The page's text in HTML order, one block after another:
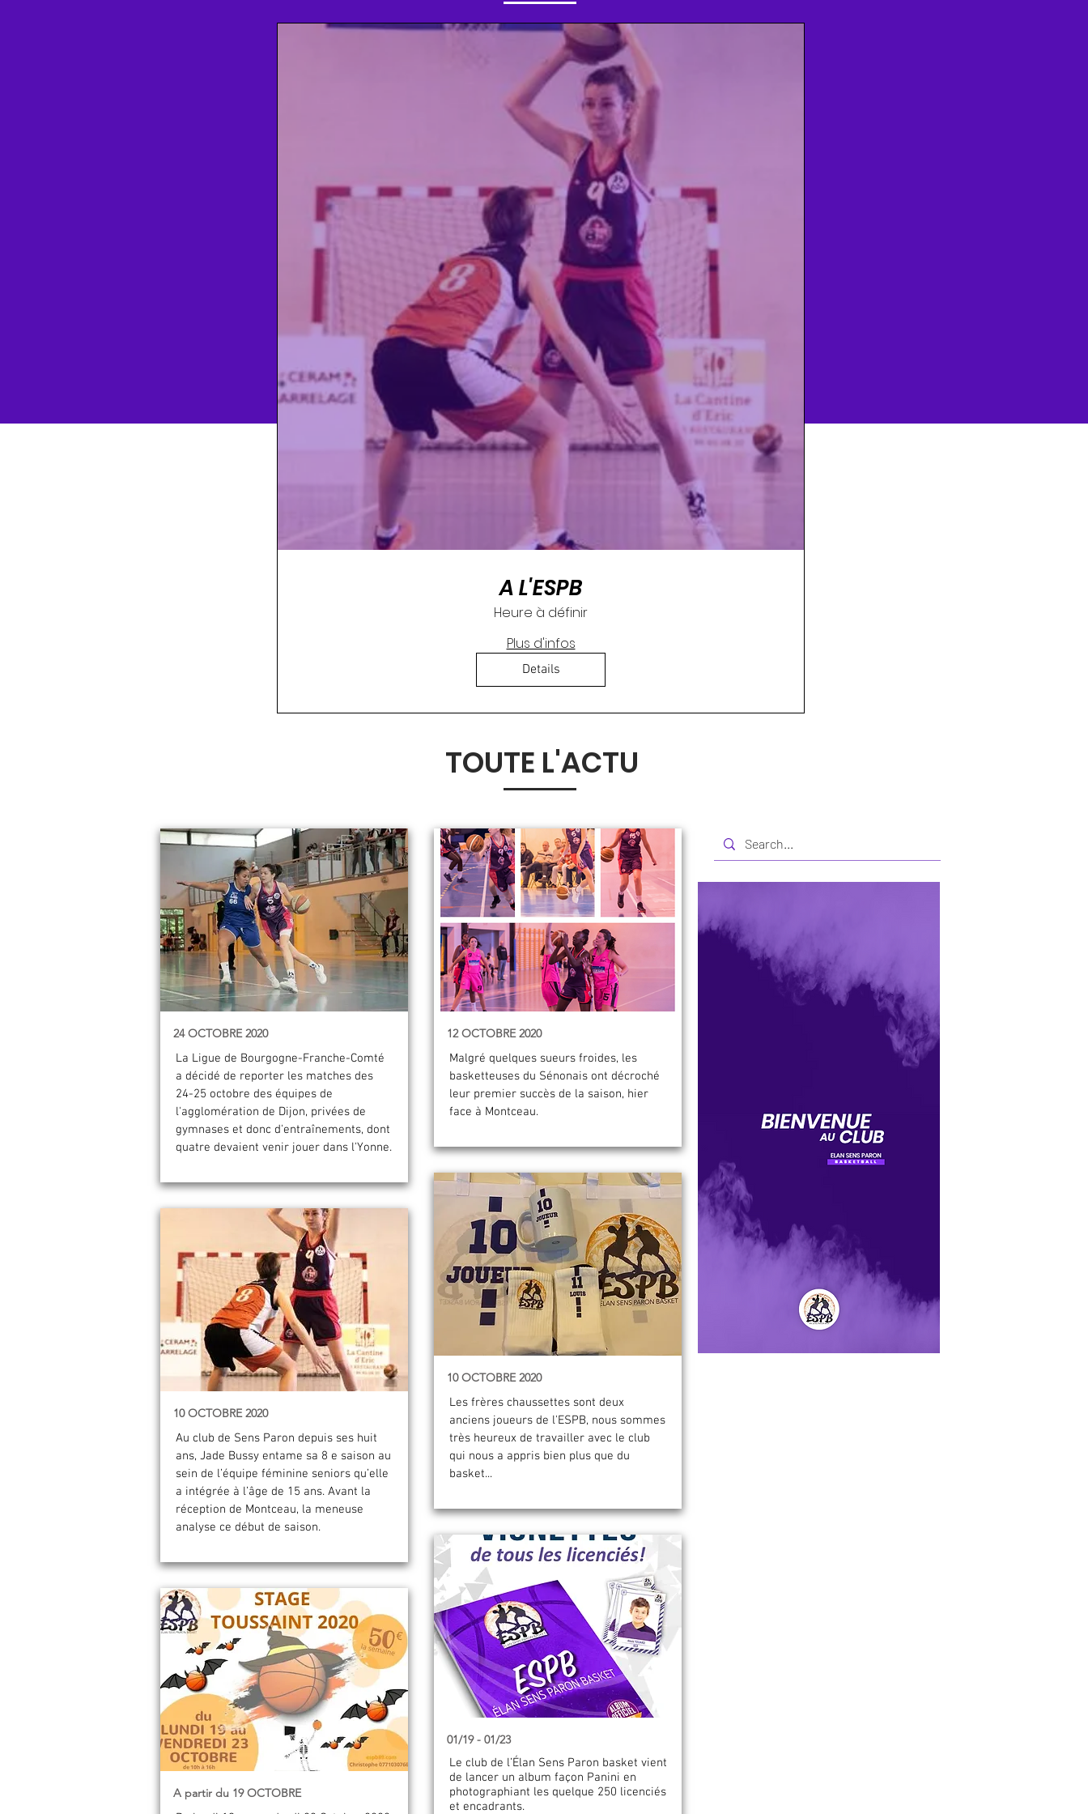
A L'ESPB
Heure à définir
Plus d'infos
Details
TOUTE L'ACTU
24 OCTOBRE 2020
La Ligue de Bourgogne-Franche-Comté
a décidé de reporter les matches des
24-25 octobre des équipes de
l'agglomération de Dijon, privées de
gymnases et donc d'entraînements, dont
quatre devaient venir jouer dans l'Yonne.
10 OCTOBRE 2020
Au club de Sens Paron depuis ses huit
ans, Jade Bussy entame sa 8 e saison au
sein de l’équipe féminine seniors qu’elle
a intégrée à l’âge de 15 ans. Avant la
réception de Montceau, la meneuse
analyse ce début de saison.
A partir du 19 OCTOBRE
12 OCTOBRE 2020
Malgré quelques sueurs froides, les
basketteuses du Sénonais ont décroché
leur premier succès de la saison, hier
face à Montceau.
10 OCTOBRE 2020
Les frères chaussettes sont deux
anciens joueurs de l'ESPB, nous sommes
très heureux de travailler avec le club
qui nous a appris bien plus que du
basket...
01/19 - 01/23
Le club de l’Élan Sens Paron basket vient
de lancer un album façon Panini en
photographiant les quelque 250 licenciés
et encadrants.